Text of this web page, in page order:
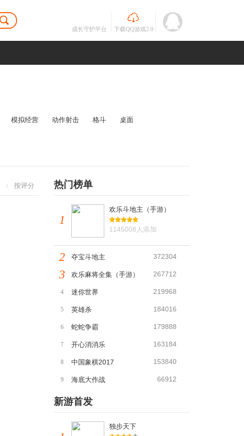
成长守护平台 下载QQ游戏2.0
模拟经营 动作射击 格斗
桌面
按评分 热门榜单
1
欢乐斗地主（手游）
1145008人添加
2 夺宝斗地主 372304
3 欢乐麻将全集（手游） 267712
4 迷你世界 219968
5 英雄杀 184016
6 蛇蛇争霸 179888
7 开心消消乐 163184
8 中国象棋2017 153840
9 海底大作战 66912
新游首发
独步天下